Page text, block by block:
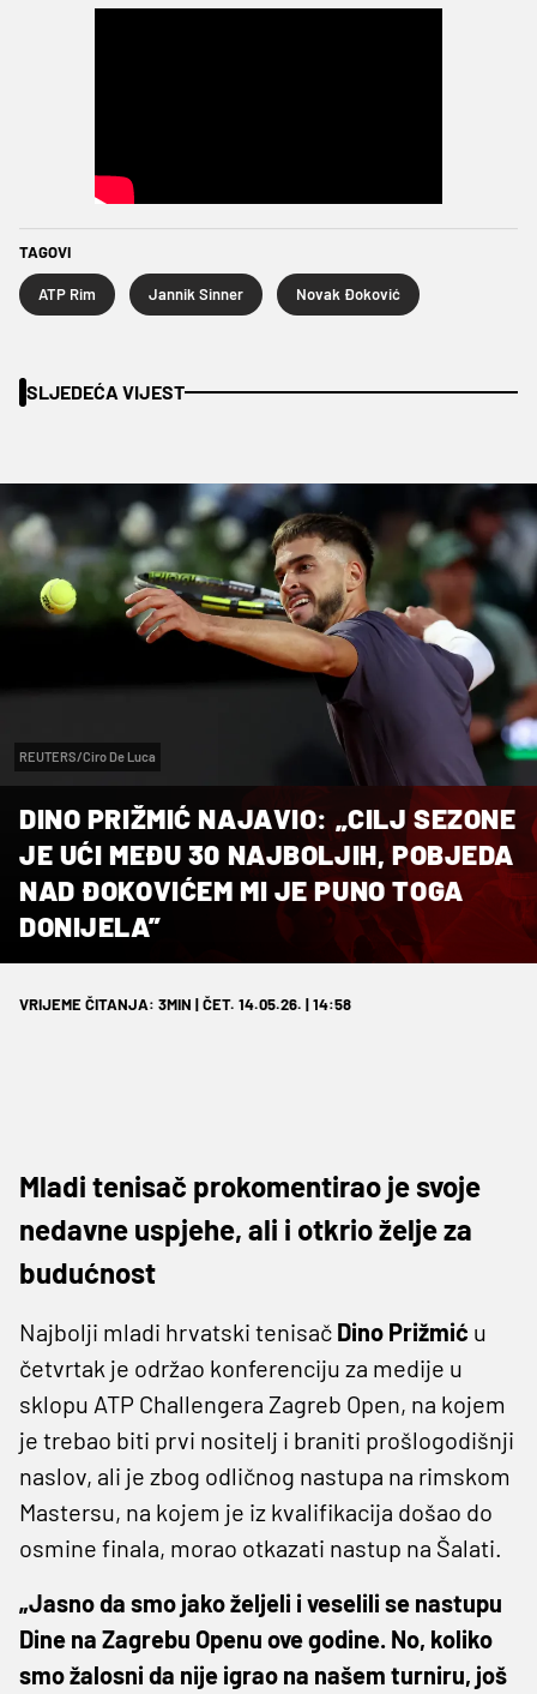
TAGOVI
ATP Rim Jannik Sinner Novak Đoković
SLJEDEĆA VIJEST
REUTERS/Ciro De Luca
DINO PRIŽMIĆ NAJAVIO: „CILJ SEZONE
JE UĆI MEĐU 30 NAJBOLJIH, POBJEDA
NAD ĐOKOVIĆEM MI JE PUNO TOGA
DONIJELA”
VRIJEME ČITANJA: 3MIN | ČET. 14.05.26. | 14:58
Mladi tenisač prokomentirao je svoje
nedavne uspjehe, ali i otkrio želje za
budućnost
Najbolji mladi hrvatski tenisač Dino Prižmić u
četvrtak je održao konferenciju za medije u
sklopu ATP Challengera Zagreb Open, na kojem
je trebao biti prvi nositelj i braniti prošlogodišnji
naslov, ali je zbog odličnog nastupa na rimskom
Mastersu, na kojem je iz kvalifikacija došao do
osmine finala, morao otkazati nastup na Šalati.
„Jasno da smo jako željeli i veselili se nastupu
Dine na Zagrebu Openu ove godine. No, koliko
smo žalosni da nije igrao na našem turniru, još